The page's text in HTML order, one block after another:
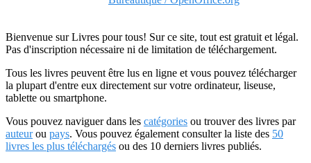
Bienvenue sur Livres pour tous! Sur ce site, tout est gratuit et légal.
Pas d'inscription nécessaire ni de limitation de téléchargement.
Tous les livres peuvent être lus en ligne et vous pouvez télécharger
la plupart d'entre eux directement sur votre ordinateur, liseuse,
tablette ou smartphone.
Vous pouvez naviguer dans les catégories ou trouver des livres par
auteurou pays. Vous pouvez également consulter la liste des 50
livres les plus téléchargés ou des 10 derniers livres publiés.